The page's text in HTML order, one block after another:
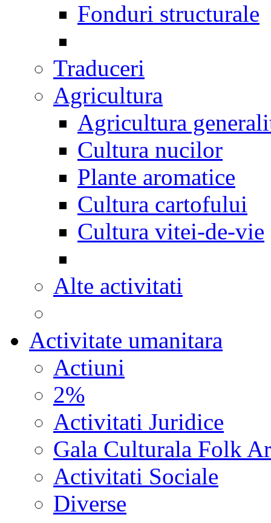
Fonduri structurale
Traduceri
Agricultura
Agricultura
Cultura nucilor
Plante aromatice
Cultura cartofului
Cultura vitei-de-vie
Alte activitati
Activitate umanitara
Actiuni
2%
Activitati Juridice
Gala Culturala Folk
Activitati Sociale
Diverse